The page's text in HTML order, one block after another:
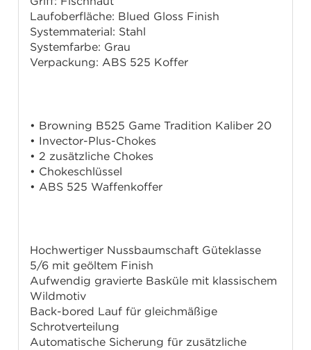
Laufoberfläche: Blued Gloss Finish
Systemmaterial: Stahl
Systemfarbe: Grau
Verpackung: ABS 525 Koffer
• Browning B525 Game Tradition Kaliber 20
• Invector-Plus-Chokes
• 2 zusätzliche Chokes
• Chokeschlüssel
• ABS 525 Waffenkoffer
Hochwertiger Nussbaumschaft Güteklasse
5/6 mit geöltem Finish
Aufwendig gravierte Basküle mit klassischem
Wildmotiv
Back-bored Lauf für gleichmäßige
Schrotverteilung
Automatische Sicherung für zusätzliche